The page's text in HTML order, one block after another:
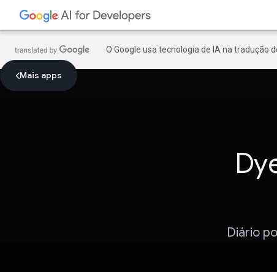
O Google usa tecnologia de IA na tradução
Mais apps
Diário